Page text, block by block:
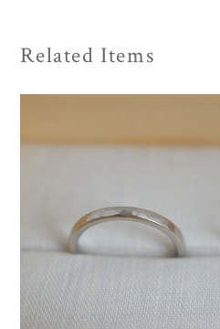
Related Items